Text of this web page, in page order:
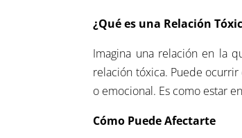
¿Qué es una Relación
Imagina una relación en la
relación tóxica. Puede
o emocional. Es como estar
Cómo Puede Afectarte